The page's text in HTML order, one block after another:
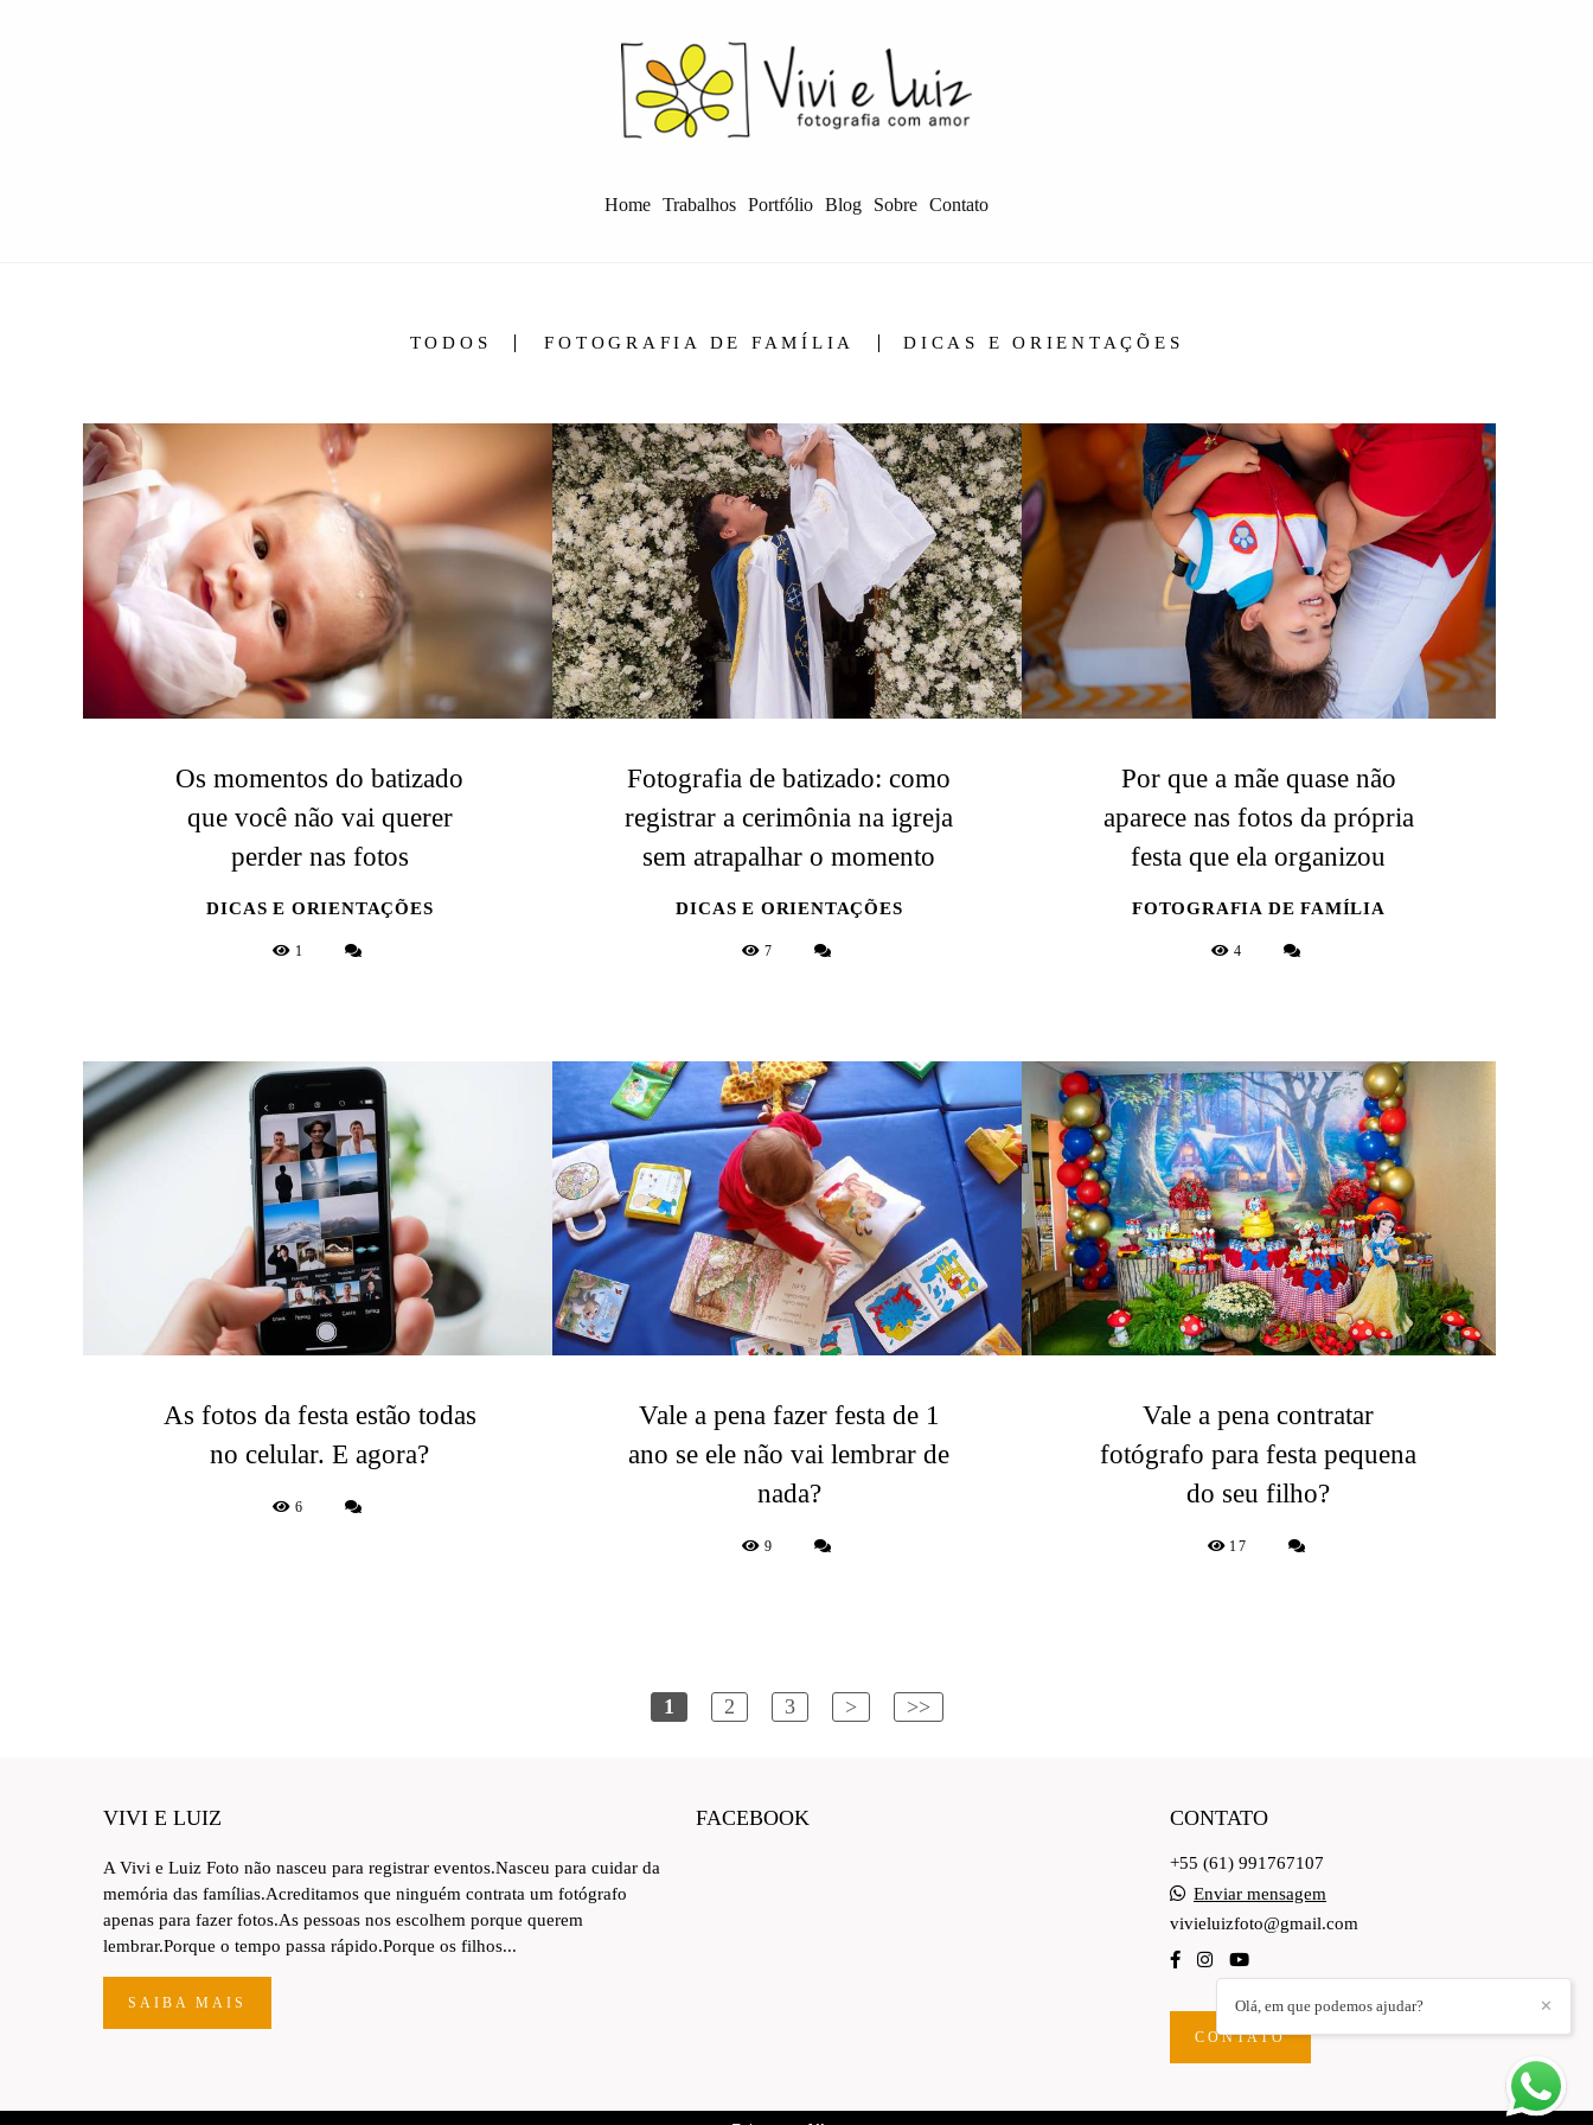
Home Trabalhos Portfólio Blog Sobre Contato
TODOS FOTOGRAFIA DE FAMÍLIA DICAS E ORIENTAÇÕES
Os momentos do batizado
que você não vai querer
perder nas fotos
DICAS E ORIENTAÇÕES
1
Fotografia de batizado: como
registrar a cerimônia na igreja
sem atrapalhar o momento
DICAS E ORIENTAÇÕES
7
Por que a mãe quase não
aparece nas fotos da própria
festa que ela organizou
FOTOGRAFIA DE FAMÍLIA
4
As fotos da festa estão todas
no celular. E agora?
6
Vale a pena fazer festa de 1
ano se ele não vai lembrar de
nada?
9
Vale a pena contratar
fotógrafo para festa pequena
do seu filho?
17
1 2 3 > >>
VIVI E LUIZ
A Vivi e Luiz Foto não nasceu para registrar eventos.Nasceu para cuidar da
memória das famílias.Acreditamos que ninguém contrata um fotógrafo
apenas para fazer fotos.As pessoas nos escolhem porque querem
lembrar.Porque o tempo passa rápido.Porque os filhos...
SAIBA MAIS
FACEBOOK CONTATO
+55 (61) 991767107
Enviar mensagem
vivieluizfoto@gmail.com
CONTATO
✕
Olá, em que podemos ajudar?